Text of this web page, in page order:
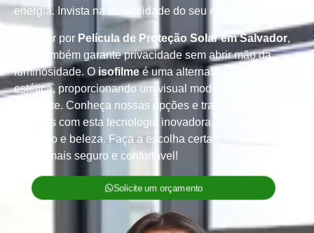
energia. Invista na durabilidade do seu espaço!
Ao optar por Película de Proteção Solar em Salvador,
você também garante privacidade sem abrir mão da
luminosidade. O isofilmeé uma alternativa eficaz e
estética, proporcionando um visual moderno ao seu
ambiente. Conheça nossas opções e transforme seus
espaços com esta tecnologia inovadora, que combina
proteção e beleza. Faça a escolha certa e desfrute de
um lar mais seguro e confortável!
Solicite um orçamento